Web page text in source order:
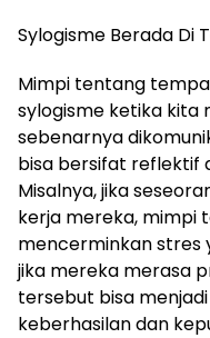
Sylogisme Berada Di
Mimpi tentang
sylogisme ketika kita
sebenarnya
bisa bersifat reflektif
Misalnya, jika
kerja mereka,
mencerminkan stres
jika mereka merasa
tersebut bisa
keberhasilan dan